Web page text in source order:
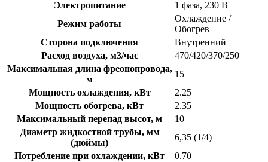
Электропитание
1 фаза, 230 В
Режим работы
Охлаждение /
Обогрев
Сторона подключения
Внутренний
Расход воздуха, м3/час
470/420/370/250
Максимальная длина фреонопровода,
м
15
Мощность охлаждения, кВт
2.25
Мощность обогрева, кВт
2.35
Максимальный перепад высот, м
10
Диаметр жидкостной трубы, мм
(дюймы)
6,35 (1/4)
Потребление при охлаждении, кВт
0.70